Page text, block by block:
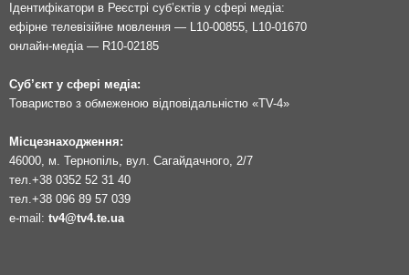
Ідентифікатори в Реєстрі суб’єктів у сфері медіа:
ефірне телевізійне мовлення — L10-00855, L10-01670
онлайн-медіа — R10-02185
Суб’єкт у сфері медіа:
Товариство з обмеженою відповідальністю «TV-4»
Місцезнаходження:
46000, м. Тернопіль, вул. Сагайдачного, 2/7
тел.+38 0352 52 31 40
тел.+38 096 89 57 039
e-mail: tv4@tv4.te.ua